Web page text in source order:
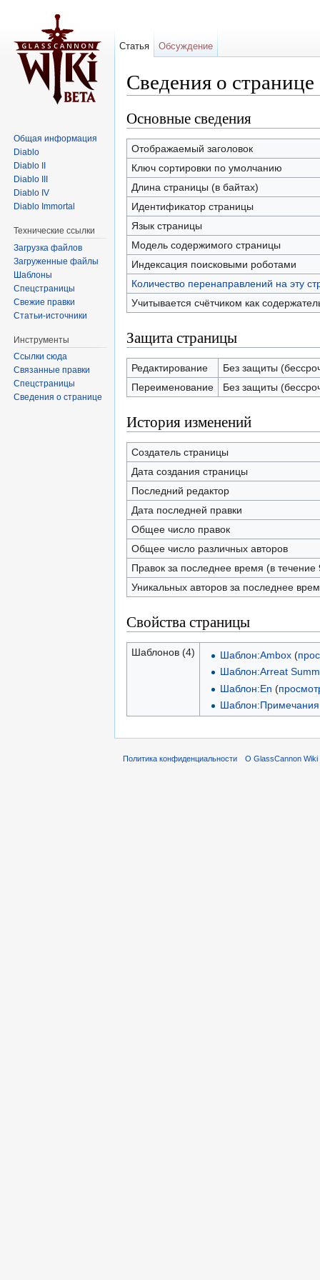
Сведения о
Основные сведения
Отображаемый заголовок
Ключ сортировки по умолчанию
Длина страницы (в байтах)
Идентификатор страницы
Язык страницы
Модель содержимого страницы
Индексация поисковыми роботами
Количество перенаправлений на эту
Учитывается счётчиком как
Защита страницы
Редактирование
Без защиты
Переименование
Без защиты
История изменений
Создатель страницы
Дата создания страницы
Последний редактор
Дата последней правки
Общее число правок
Общее число различных авторов
Правок за последнее время (в течение
Уникальных авторов за последнее
Свойства страницы
Шаблонов (4) Шаблон:Ambox(
Шаблон:Arreat
Шаблон:En (
Шаблон:Примечания
Статья Обсуждение
Общая информация
Diablo
Diablo II
Diablo III
Diablo IV
Diablo Immortal
Технические ссылки
Загрузка файлов
Загруженные файлы
Шаблоны
Спецстраницы
Свежие правки
Статьи-источники
Инструменты
Ссылки сюда
Связанные правки
Спецстраницы
Сведения о странице
Политика конфиденциальности О GlassCannon Wiki